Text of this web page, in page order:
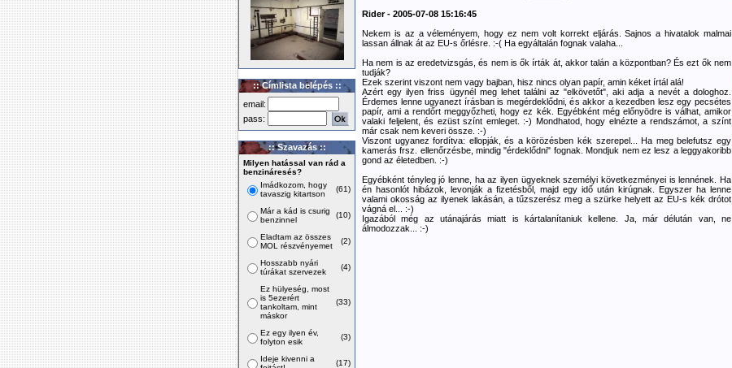
:: Címlista belépés ::
email:
pass:
:: Szavazás ::
Milyen hatással van rád a
benzináresés?
Imádkozom, hogy
tavaszig kitartson
(61)
Már a kád is csurig
benzinnel
(10)
Eladtam az összes
MOL részvényemet
(2)
Hosszabb nyári
túrákat szervezek
(4)
Ez hülyeség, most
is 5ezerért
tankoltam, mint
máskor
(33)
Ez egy ilyen év,
folyton esik
(3)
Ideje kivenni a
(17)
Rider - 2005-07-08 15:16:45
Nekem is az a véleményem, hogy ez nem volt korrekt eljárás. Sajnos a hivatalok malmai
lassan állnak át az EU-s őrlésre. :-( Ha egyáltalán fognak valaha...
Ha nem is az eredetvizsgás, és nem is ők írták át, akkor talán a központban? És ezt ők nem
tudják?
Ezek szerint viszont nem vagy bajban, hisz nincs olyan papír, amin kéket írtál alá!
Azért egy ilyen friss ügynél meg lehet találni az "elkövetőt", aki adja a nevét a dologhoz.
Érdemes lenne ugyanezt írásban is megérdeklődni, és akkor a kezedben lesz egy pecsétes
papír, ami a rendőrt meggyőzheti, hogy ez kék. Egyébként még előnyödre is válhat, amikor
valaki feljelent, és ezüst színt emleget. :-) Mondhatod, hogy elnézte a rendszámot, a színt
már csak nem keveri össze. :-)
Viszont ugyanez fordítva: ellopják, és a körözésben kék szerepel... Ha meg belefutsz egy
kamerás frsz. ellenőrzésbe, mindig "érdeklődni" fognak. Mondjuk nem ez lesz a leggyakoribb
gond az életedben. :-)
Egyébként tényleg jó lenne, ha az ilyen ügyeknek személyi következményei is lennének. Ha
én hasonlót hibázok, levonják a fizetésből, majd egy idő után kirúgnak. Egyszer ha lenne
valami okosság az ilyenek lakásán, a tűzszerész meg a szürke helyett az EU-s kék drótot
vágná el... :-)
Igazából még az utánajárás miatt is kártalanítaniuk kellene. Ja, már délután van, ne
álmodozzak... :-)